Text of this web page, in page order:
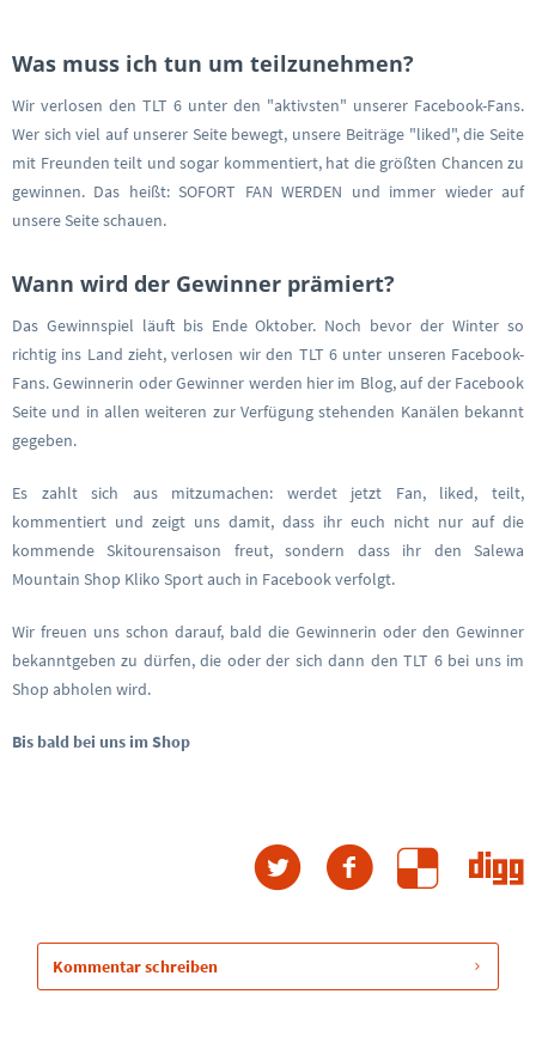
Was muss ich tun um teilzunehmen?
Wir verlosen den TLT 6 unter den "aktivsten" unserer Facebook-Fans.
Wer sich viel auf unserer Seite bewegt, unsere Beiträge "liked", die Seite
mit Freunden teilt und sogar kommentiert, hat die größten Chancen zu
gewinnen. Das heißt: SOFORT FAN WERDEN und immer wieder auf
unsere Seite schauen.
Wann wird der Gewinner prämiert?
Das Gewinnspiel läuft bis Ende Oktober. Noch bevor der Winter so
richtig ins Land zieht, verlosen wir den TLT 6 unter unseren Facebook-
Fans. Gewinnerin oder Gewinner werden hier im Blog, auf der Facebook
Seite und in allen weiteren zur Verfügung stehenden Kanälen bekannt
gegeben.
Es zahlt sich aus mitzumachen: werdet jetzt Fan, liked, teilt,
kommentiert und zeigt uns damit, dass ihr euch nicht nur auf die
kommende Skitourensaison freut, sondern dass ihr den Salewa
Mountain Shop Kliko Sport auch in Facebook verfolgt.
Wir freuen uns schon darauf, bald die Gewinnerin oder den Gewinner
bekanntgeben zu dürfen, die oder der sich dann den TLT 6 bei uns im
Shop abholen wird.
Bis bald bei uns im Shop
Kommentar schreiben